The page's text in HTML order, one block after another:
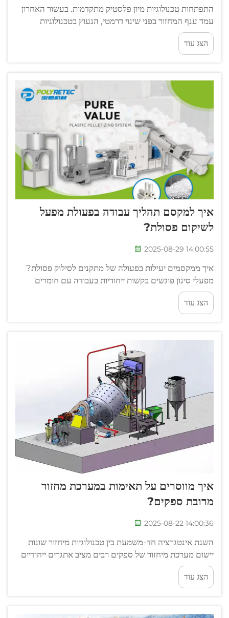
התפתחות טכנולוגיות מיון פלסטיק מתקדמות. בעשור האחרון
עמד ענף המחזור בפני שינוי דרמטי, הנעוץ בטכנולוגיות
חדשניות המשפרות את דיוק מיון הפלסטיק. ככל שפסולת
הפלסטיק העולמית ממשיכה לגדול...
הצג עוד
איך למקסם תהליך עבודה בפעולת מפעל
לשיקום פסולת?
2025-08-29 14:00:55
איך ממקסמים יעילות בפעולה של מתקנים לסילוק פסולת?
מפעלי סינון פוגשים בקשות ייחודיות בעבודה עם חומרים
מגוונים, תוך שמירה על רווחיות ועל תקינות סביבתית.
אופטימיזציה של זרימת העבודה במפעלי סינון...
הצג עוד
איך מווסרים על תאימות במערכת מחזור
מרובת ספקים?
2025-08-22 14:00:36
השגת אינטגרציה חד-משמעת בין טכנולוגיות מיחזור שונות
יישום מערכת מיחזור של ספקים רבים מציב אתגרים ייחודיים
באינטראופיראביליטי של ציוד, תקשורת נתונים וסינכרוניזציה
של תהליכים. המורכבות של...
הצג עוד